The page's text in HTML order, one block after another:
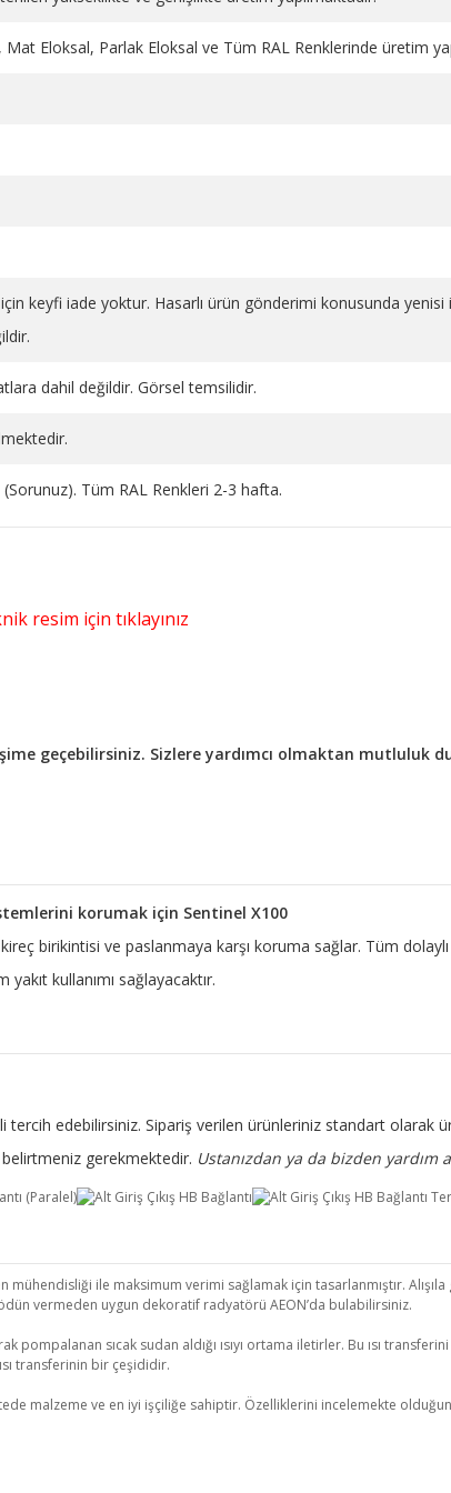
Eloksal, Parlak Eloksal ve Tüm RAL Renklerinde üretim
keyfi iade yoktur. Hasarlı ürün gönderimi konusunda
dahil değildir. Görsel temsilidir.
Tüm RAL Renkleri 2-3 hafta.
resim için tıklayınız
geçebilirsiniz. Sizlere yardımcı olmaktan mutluluk
korumak için Sentinel X100
birikintisi ve paslanmaya karşı koruma sağlar. Tüm
kullanımı sağlayacaktır.
tercih edebilirsiniz. Sipariş verilen ürünleriniz standart
gerekmektedir. Ustanızdan ya da bizden
ile maksimum verimi sağlamak için tasarlanmıştır.
vermeden uygun dekoratif radyatörü AEON’da bulabilirsiniz.
pompalanan sıcak sudan aldığı ısıyı ortama iletirler. Bu ısı
transferinin bir çeşididir.
malzeme ve en iyi işçiliğe sahiptir. Özelliklerini incelemekte